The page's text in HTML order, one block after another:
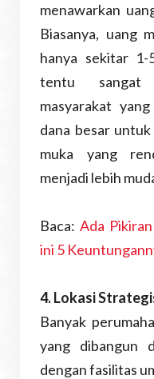
menawarkan
Biasanya, uang
hanya sekitar
tentu sangat
masyarakat
dana besar
muka yang
menjadi lebih
Baca: Ada
ini 5
4. Lokasi
Banyak
yang dibangun
dengan fasilitas